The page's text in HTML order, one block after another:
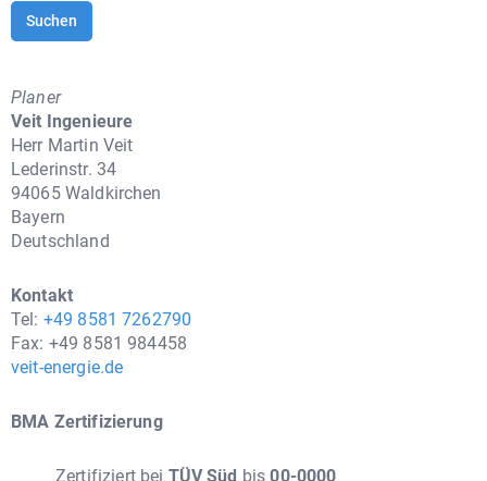
Suchen
Planer
Veit Ingenieure
Herr Martin Veit
Lederinstr. 34
94065 Waldkirchen
Bayern
Deutschland
Kontakt
Tel: +49 8581 7262790
Fax: +49 8581 984458
veit-energie.de
BMA Zertifizierung
Zertifiziert bei TÜV Süd bis00-0000